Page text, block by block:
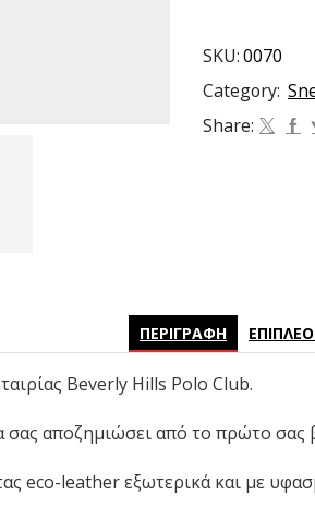
SKU:0070
Category:
Share:
ΠΕΡΙΓΡΑΦΉ
Beverly Hills Polo Club.
αποζημιώσει από το πρώτο σας
eco-leather εξωτερικά και με